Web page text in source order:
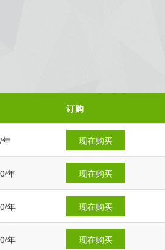
订购
年 现在购买
年 现在购买
年 现在购买
年 现在购买